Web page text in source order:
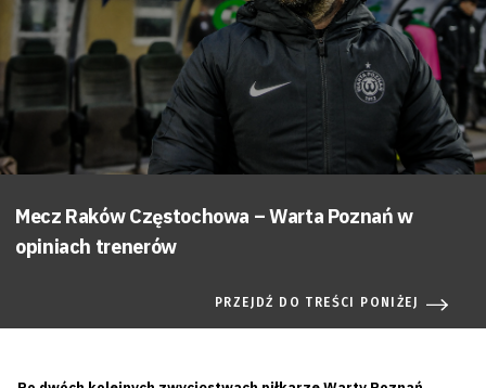
Mecz Raków Częstochowa – Warta Poznań w
opiniach trenerów
PRZEJDŹ DO TREŚCI PONIŻEJ